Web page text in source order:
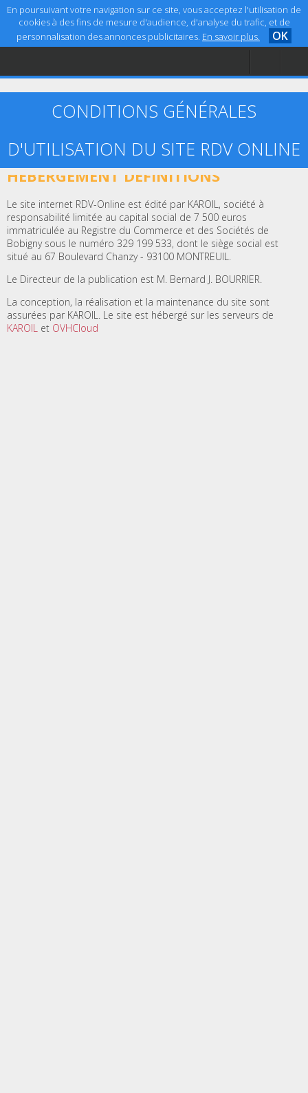
En poursuivant votre navigation sur ce site, vous acceptez l'utilisation de
cookies à des fins de mesure d'audience, d'analyse du trafic, et de
personnalisation des annonces publicitaires. En savoir plus. OK
Accueil
Aide
CONDITIONS GÉNÉRALES
D'UTILISATION DU SITE RDV ONLINE
ARTICLE 1 – ÉDITEUR, CRÉATION ET
HÉBERGEMENT DÉFINITIONS
Le site internet RDV-Online est édité par KAROIL, société à
responsabilité limitée au capital social de 7 500 euros
immatriculée au Registre du Commerce et des Sociétés de
Bobigny sous le numéro 329 199 533, dont le siège social est
situé au 67 Boulevard Chanzy - 93100 MONTREUIL.
Le Directeur de la publication est M. Bernard J. BOURRIER.
La conception, la réalisation et la maintenance du site sont
assurées par KAROIL. Le site est hébergé sur les serveurs de
KAROIL et OVHCloud